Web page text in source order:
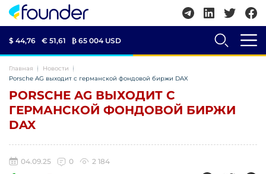
$ 44,76 € 51,61 ₿ 65 004 USD
Главная
Новости
Porsche AG выходит с германской фондовой биржи DAX
PORSCHE AG ВЫХОДИТ С
ГЕРМАНСКОЙ ФОНДОВОЙ БИРЖИ
DAX
04.09.25 0
2 184